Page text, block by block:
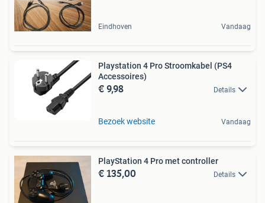
Eindhoven Vandaag
Playstation 4 Pro Stroomkabel (PS4
Accessoires)
€ 9,98 Details
Bezoek website Vandaag
PlayStation 4 Pro met controller
€ 135,00 Details